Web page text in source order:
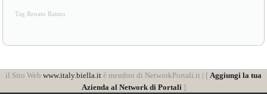
Tag Renato Raimo
il Sito Web www.italy.biella.it è membro di NetworkPortali.it | [ Aggiungi la tua
Azienda al Network di Portali]